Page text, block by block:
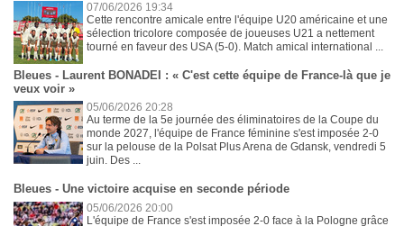
07/06/2026 19:34
Cette rencontre amicale entre l'équipe U20 américaine et une
sélection tricolore composée de joueuses U21 a nettement
tourné en faveur des USA (5-0). Match amical international ...
Bleues - Laurent BONADEI : « C'est cette équipe de France-là que je
veux voir »
05/06/2026 20:28
Au terme de la 5e journée des éliminatoires de la Coupe du
monde 2027, l'équipe de France féminine s'est imposée 2-0
sur la pelouse de la Polsat Plus Arena de Gdansk, vendredi 5
juin. Des ...
Bleues - Une victoire acquise en seconde période
05/06/2026 20:00
L'équipe de France s'est imposée 2-0 face à la Pologne grâce